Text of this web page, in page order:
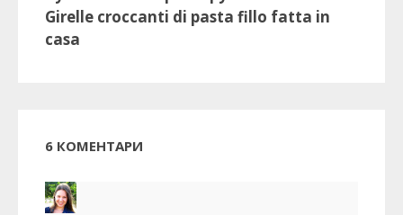
Girelle croccanti di pasta fillo fatta in
casa
6 КОМЕНТАРИ